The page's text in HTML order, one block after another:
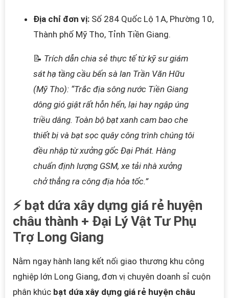
Địa chỉ đơn vị: Số 284 Quốc Lộ 1A, Phường 10,
Thành phố Mỹ Tho, Tỉnh Tiền Giang.
📝 Trích dẫn chia sẻ thực tế từ kỹ sư giám
sát hạ tầng cầu bến sà lan Trần Văn Hữu
(Mỹ Tho): “Trắc địa sông nước Tiền Giang
dông gió giật rất hỗn hển, lại hay ngập úng
triều dâng. Toàn bộ bạt xanh cam bao che
thiết bị và bạt sọc quây công trình chúng tôi
đều nhập từ xưởng gốc Đại Phát. Hàng
chuẩn định lượng GSM, xe tải nhà xưởng
chở thẳng ra công địa hỏa tốc.”
⚡ bạt dứa xây dựng giá rẻ huyện
châu thành + Đại Lý Vật Tư Phụ
Trợ Long Giang
Nằm ngay hành lang kết nối giao thương khu công
nghiệp lớn Long Giang, đơn vị chuyên doanh sỉ cuộn
phân khúc bạt dứa xây dựng giá rẻ huyện châu